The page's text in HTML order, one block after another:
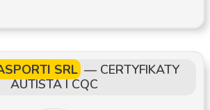
SRL — CERTYFIKATY
AUTISTA I CQC